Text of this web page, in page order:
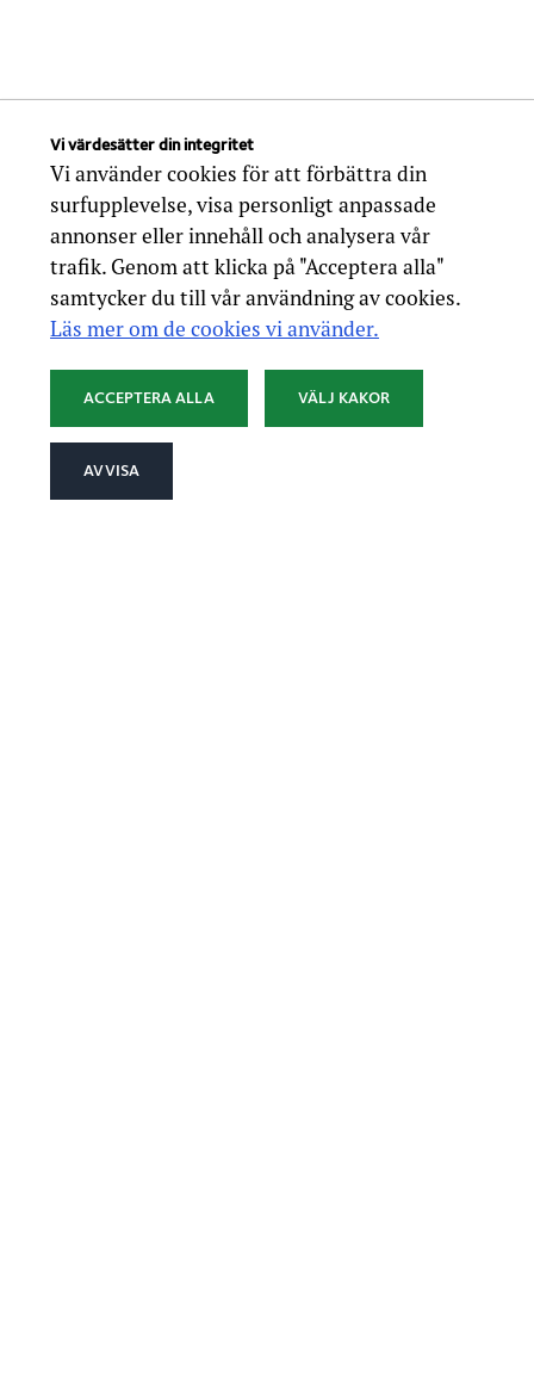
Vi värdesätter din integritet
Vi använder cookies för att förbättra din
surfupplevelse, visa personligt anpassade
annonser eller innehåll och analysera vår
trafik. Genom att klicka på "Acceptera alla"
samtycker du till vår användning av cookies.
Läs mer om de cookies vi använder.
ACCEPTERA ALLA
AVVISA
VÄLJ KAKOR